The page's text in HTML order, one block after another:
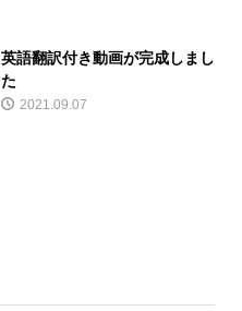
英語翻訳付き動画が完成しまし
た
2021.09.07